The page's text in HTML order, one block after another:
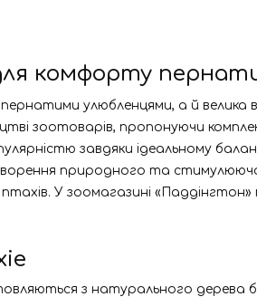
комфорту
улюбленцями, а й велика
зоотоварів, пропонуючи
завдяки ідеальному
природного та
У зоомагазині «Паддінгтон»
з натурального дерева